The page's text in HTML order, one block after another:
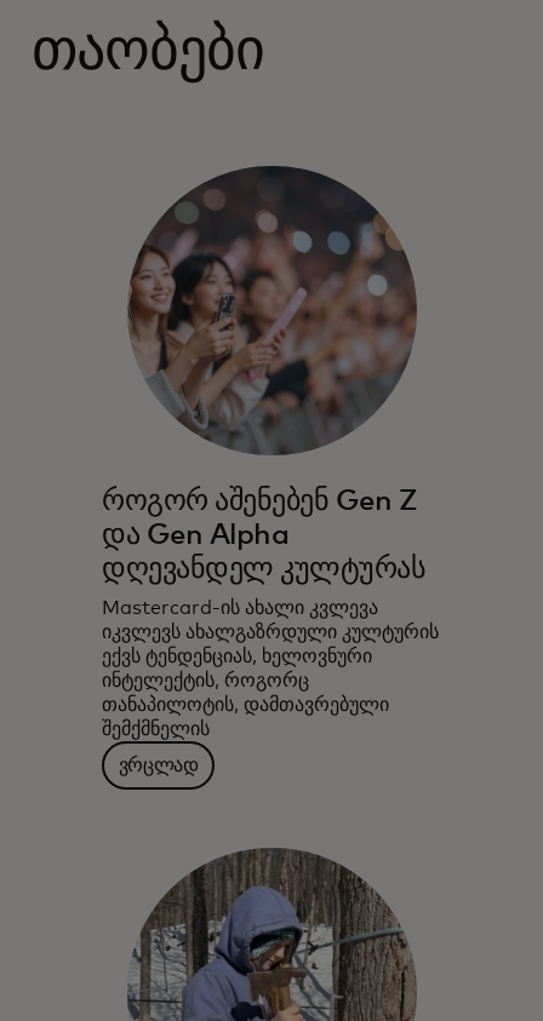
თაობები
როგორ აშენებენ Gen Z
და Gen Alpha
დღევანდელ კულტურას
Mastercard-ის ახალი კვლევა
იკვლევს ახალგაზრდული კულტურის
ექვს ტენდენციას, ხელოვნური
ინტელექტის, როგორც
თანაპილოტის, დამთავრებული
შემქმნელის
ვრცლად